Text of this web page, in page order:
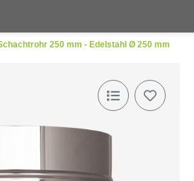
250 mm - Edelstahl Ø 250 mm